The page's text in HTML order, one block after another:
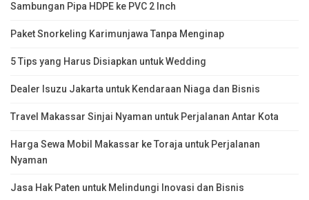
Sambungan Pipa HDPE ke PVC 2 Inch
Paket Snorkeling Karimunjawa Tanpa Menginap
5 Tips yang Harus Disiapkan untuk Wedding
Dealer Isuzu Jakarta untuk Kendaraan Niaga dan Bisnis
Travel Makassar Sinjai Nyaman untuk Perjalanan Antar Kota
Harga Sewa Mobil Makassar ke Toraja untuk Perjalanan
Nyaman
Jasa Hak Paten untuk Melindungi Inovasi dan Bisnis